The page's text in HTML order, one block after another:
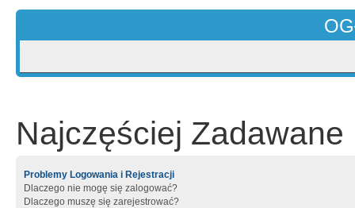
Najczęściej Zadawane
Problemy Logowania i Rejestracji
Dlaczego nie mogę się zalogować?
Dlaczego muszę się zarejestrować?